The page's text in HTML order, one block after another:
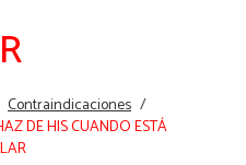
Contraindicaciones /
DE HIS CUANDO ESTÁ